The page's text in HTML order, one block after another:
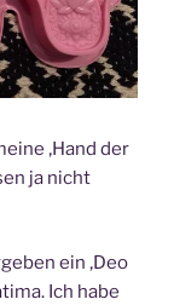
‚Hand der
ja nicht
ein ‚Deo
Ich habe